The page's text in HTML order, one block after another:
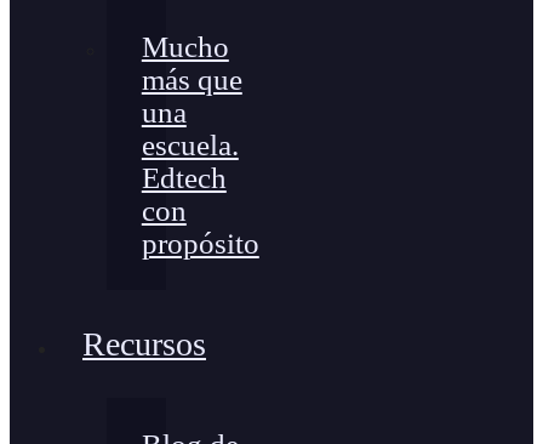
Mucho
más que
una
escuela.
Edtech
con
propósito
Recursos